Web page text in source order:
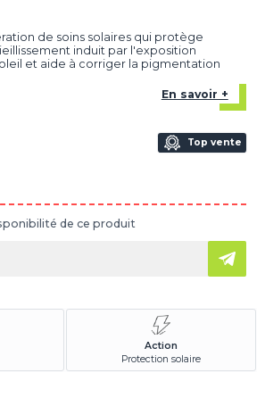
de soins solaires qui protège
induit par l'exposition
et aide à corriger la pigmentation
En savoir +
Top vente
de ce produit
Action
Protection solaire